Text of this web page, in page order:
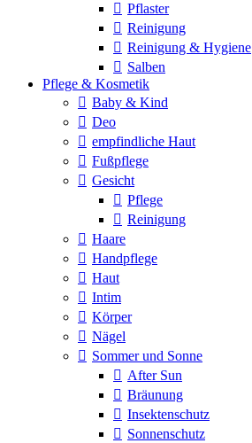
Pflaster
Reinigung
Reinigung & Hygiene
Salben
Pflege & Kosmetik
Baby & Kind
Deo
empfindliche Haut
Fußpflege
Gesicht
Pflege
Reinigung
Haare
Handpflege
Haut
Intim
Körper
Nägel
Sommer und Sonne
After Sun
Bräunung
Insektenschutz
Sonnenschutz